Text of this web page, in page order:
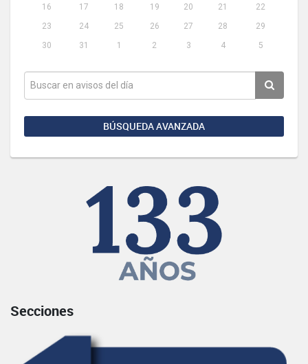
16
17 18 19 20 21
22
23
24 25 26 27 28
29
30
31 1 2 3 4 5
BÚSQUEDA AVANZADA
Secciones